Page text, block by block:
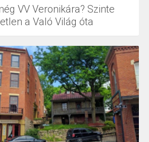
VV Veronikára? Szinte
a Való Világ óta